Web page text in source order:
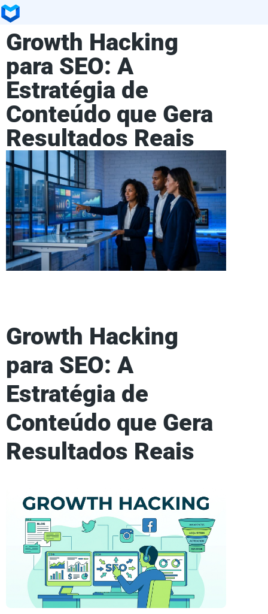
Growth Hacking
para SEO: A
Estratégia de
Conteúdo que Gera
Resultados Reais
Growth Hacking
para SEO: A
Estratégia de
Conteúdo que Gera
Resultados Reais